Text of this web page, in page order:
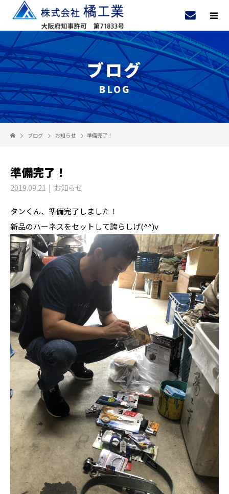
ブログ
BLOG
ブログ お知らせ 準備完了！
準備完了！
2019.09.21 お知らせ
タンくん、準備完了しました！
新品のハーネスをセットして誇らしげ(^^)v